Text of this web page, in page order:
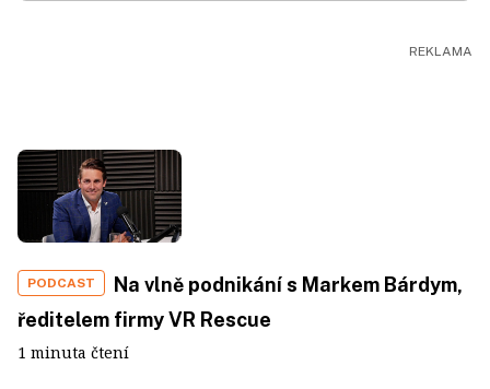
PODCAST
Na vlně podnikání s Markem Bárdym,
ředitelem firmy VR Rescue
1 minuta čtení